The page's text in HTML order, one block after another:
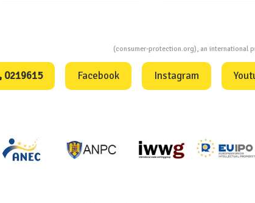
(consumer-protection.org), an international
0219615 Facebook Instagram